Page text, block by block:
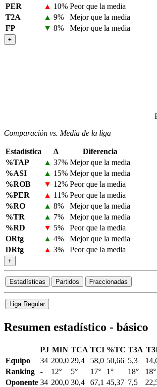
PER
▲ 10% Peor que la media
T2A
▲ 9%
Mejor que la media
FP
▼ 8% Mejor que la media
+
Comparación vs. Media de la liga
Estadística Δ
Diferencia
%TAP
▲ 37% Mejor que la media
%ASI
▲ 15% Mejor que la media
%ROB
▼ 12% Peor que la media
%PER
▲ 11% Peor que la media
%RO
▲ 8%
Mejor que la media
%TR
▲ 7%
Mejor que la media
%RD
▼ 5%
Peor que la media
ORtg
▲ 4%
Mejor que la media
DRtg
▲ 3% Peor que la media
+
Estadísticas Partidos Fraccionadas
Liga Regular
Resumen estadístico - básico
PJ MIN TCA TCI %TC T3A
Equipo
34 200,0 29,4 58,0 50,66 5,3
Ranking
- 12° 5° 17° 1° 18° 18°
Oponente 34 200,0 30,4 67,1 45,37 7,5